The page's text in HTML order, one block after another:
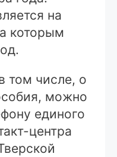
на
которым
том числе, о
можно
единого
центра